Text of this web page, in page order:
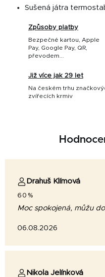
Sušená játra
Způsoby platby
Bezpečné kartou, Apple
Pay, Google Pay, QR,
převodem...
Již více jak 29 let
Na českém trhu
zvířecích krmiv
Drahuš Klímová
60%
Moc spokojená, můžu
06.08.2026
Nikola Jelínková